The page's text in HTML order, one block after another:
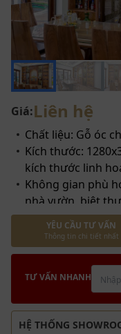
Giá:Liên hệ
Chất liệu: Gỗ óc
Kích thước:
kích thước linh
Không gian phù
nhà vườn, biệt
YÊU CẦU TƯ VẤN
Thông tin chi tiết nhất
TƯ VẤN NHANH
HỆ THỐNG